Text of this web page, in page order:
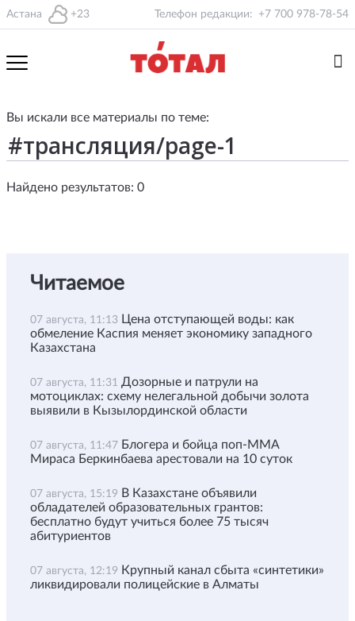
Астана +23 Телефон редакции: +7 700 978-78-54
Вы искали все материалы по теме:
Найдено результатов: 0
Читаемое
07 августа, 11:13 Цена отступающей воды: как
обмеление Каспия меняет экономику западного
Казахстана
07 августа, 11:31 Дозорные и патрули на
мотоциклах: схему нелегальной добычи золота
выявили в Кызылординской области
07 августа, 11:47 Блогера и бойца поп-ММА
Мираса Беркинбаева арестовали на 10 суток
07 августа, 15:19 В Казахстане объявили
обладателей образовательных грантов:
бесплатно будут учиться более 75 тысяч
абитуриентов
07 августа, 12:19 Крупный канал сбыта «синтетики»
ликвидировали полицейские в Алматы